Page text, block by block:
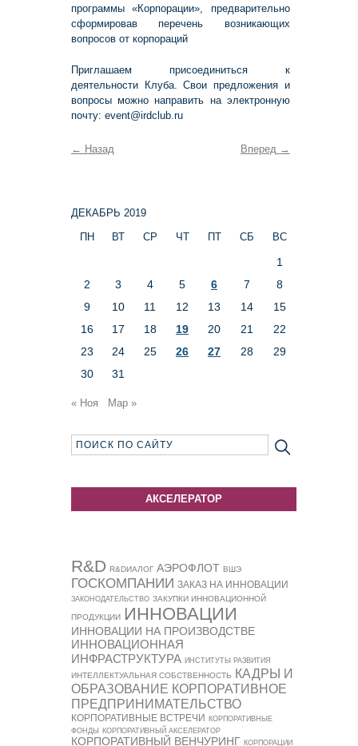
программы «Корпорации», предварительно
сформировав перечень возникающих
вопросов от корпораций
Приглашаем присоединиться к
деятельности Клуба. Свои предложения и
вопросы можно направить на электронную
почту: event@irdclub.ru
← Назад Вперед →
ДЕКАБРЬ 2019
ПН
ВТ СР ЧТ ПТ СБ ВС
1
2
3 4 5 6 7
8
9
10 11 12 13 14
15
16
17 18 19 20 21
22
23
24 25 26 27 28
29
30
31
« Ноя Мар »
АКСЕЛЕРАТОР
R&D R&DИАЛОГ АЭРОФЛОТ ВШЭ
ГОСКОМПАНИИ ЗАКАЗ НА ИННОВАЦИИ
ЗАКОНОДАТЕЛЬСТВО ЗАКУПКИ ИННОВАЦИОННОЙ
ПРОДУКЦИИ ИННОВАЦИИ
ИННОВАЦИИ НА ПРОИЗВОДСТВЕ
ИННОВАЦИОННАЯ
ИНФРАСТРУКТУРА ИНСТИТУТЫ РАЗВИТИЯ
ИНТЕЛЛЕКТУАЛЬНАЯ СОБСТВЕННОСТЬ КАДРЫ И
ОБРАЗОВАНИЕ КОРПОРАТИВНОЕ
ПРЕДПРИНИМАТЕЛЬСТВО
КОРПОРАТИВНЫЕ ВСТРЕЧИ
КОРПОРАТИВНЫЕ
ФОНДЫ
КОРПОРАТИВНЫЙ АКСЕЛЕРАТОР
КОРПОРАТИВНЫЙ ВЕНЧУРИНГ КОРПОРАЦИИ